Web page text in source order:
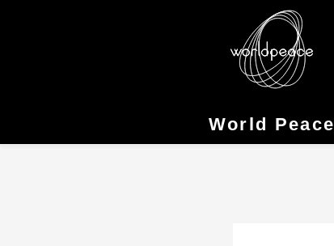
World Peace